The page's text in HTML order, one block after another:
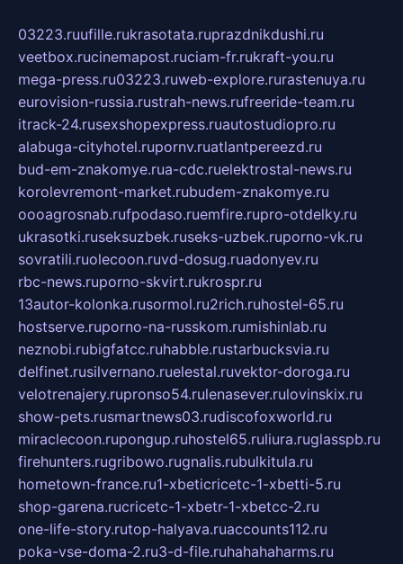
03223.ruufille.rukrasotata.ruprazdnikdushi.ru
veetbox.rucinemapost.ruciam-fr.rukraft-you.ru
mega-press.ru03223.ruweb-explore.rurastenuya.ru
eurovision-russia.rustrah-news.rufreeride-team.ru
itrack-24.rusexshopexpress.ruautostudiopro.ru
alabuga-cityhotel.rupornv.ruatlantpereezd.ru
bud-em-znakomye.rua-cdc.ruelektrostal-news.ru
korolevremont-market.rubudem-znakomye.ru
oooagrosnab.rufpodaso.ruemfire.rupro-otdelky.ru
ukrasotki.ruseksuzbek.ruseks-uzbek.ruporno-vk.ru
sovratili.ruolecoon.ruvd-dosug.ruadonyev.ru
rbc-news.ruporno-skvirt.rukrospr.ru
13autor-kolonka.rusormol.ru2rich.ruhostel-65.ru
hostserve.ruporno-na-russkom.rumishinlab.ru
neznobi.rubigfatcc.ruhabble.rustarbucksvia.ru
delfinet.rusilvernano.ruelestal.ruvektor-doroga.ru
velotrenajery.rupronso54.rulenasever.rulovinskix.ru
show-pets.rusmartnews03.rudiscofoxworld.ru
miraclecoon.rupongup.ruhostel65.ruliura.ruglasspb.ru
firehunters.rugribowo.rugnalis.rubulkitula.ru
hometown-france.ru1-xbeticricetc-1-xbetti-5.ru
shop-garena.rucricetc-1-xbetr-1-xbetcc-2.ru
one-life-story.rutop-halyava.ruaccounts112.ru
poka-vse-doma-2.ru3-d-file.ruhahahaharms.ru